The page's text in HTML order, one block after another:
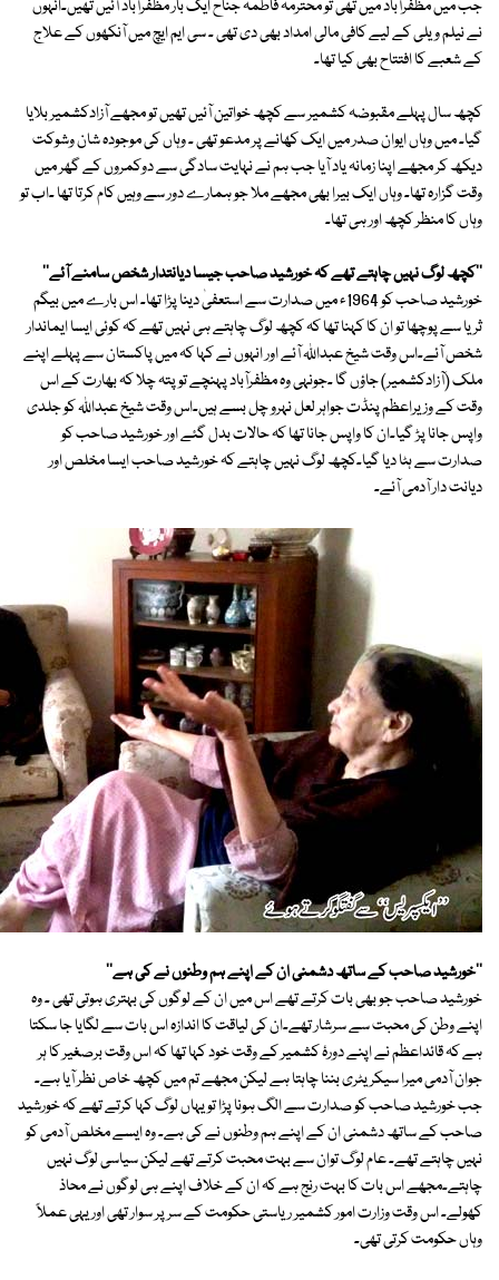
جب میں مظفرآباد میں تھی تو محترمہ فاطمہ جناح ایک بار مظفرآباد آئیں تھیں۔انہوں
نے نیلم ویلی کے لیے کافی مالی امداد بھی دی تھی ۔ سی ایم ایچ میں آنکھوں کے علاج
کے شعبے کا افتتاح بھی کیا تھا۔
کچھ سال پہلے مقبوضہ کشمیر سے کچھ خواتین آئیں تھیں تو مجھے آزادکشمیر بلایا
گیا۔ میں وہاں ایوان صدر میں ایک کھانے پر مدعو تھی ۔ وہاں کی موجودہ شان وشوکت
دیکھ کر مجھے اپنا زمانہ یاد آیا جب ہم نے نہایت سادگی سے دوکمروں کے گھر میں
وقت گزارہ تھا۔ وہاں ایک بیرا بھی مجھے ملا جو ہمارے دور سے وہیں کام کرتا تھا ۔اب تو
وہاں کا منظر کچھ اور ہی تھا۔
''کچھ لوگ نہیں چاہتے تھے کہ خورشید صاحب جیسا دیانتدار شخص سامنے آئے''
خورشید صاحب کو 1964ء میں صدارت سے استعفیٰ دینا پڑا تھا۔ اس بارے میں بیگم
ثریا سے پوچھا تو ان کا کہنا تھا کہ کچھ لوگ چاہتے ہی نہیں تھے کہ کوئی ایسا ایماندار
شخص آئے۔اس وقت شیخ عبداللہ آئے اور انہوں نے کہا کہ میں پاکستان سے پہلے اپنے
ملک (آزادکشمیر) جاؤں گا ۔جونہی وہ مظفرآباد پہنچے تو پتہ چلا کہ بھارت کے اس
وقت کے وزیراعظم پنڈت جواہر لعل نہرو چل بسے ہیں۔اس وقت شیخ عبداللہ کو جلدی
واپس جانا پڑ گیا۔ان کا واپس جانا تھا کہ حالات بدل گئے اور خورشید صاحب کو
صدارت سے ہٹا دیا گیا۔کچھ لوگ نہیں چاہتے کہ خورشید صاحب ایسا مخلص اور
دیانت دار آدمی آئے۔
''خورشید صاحب کے ساتھ دشمنی ان کے اپنے ہم وطنوں نے کی ہے''
خورشید صاحب جو بھی بات کرتے تھے اس میں ان کے لوگوں کی بہتری ہوتی تھی ۔ وہ
اپنے وطن کی محبت سے سرشار تھے۔ان کی لیاقت کا اندازہ اس بات سے لگایا جا سکتا
ہے کہ قائداعظم نے اپنے دورۂ کشمیر کے وقت خود کہا تھا کہ اس وقت برصغیر کا ہر
جوان آدمی میرا سیکریٹری بننا چاہتا ہے لیکن مجھے تم میں کچھ خاص نظر آیا ہے۔
جب خورشید صاحب کو صدارت سے الگ ہونا پڑا تو یہاں لوگ کہا کرتے تھے کہ خورشید
صاحب کے ساتھ دشمنی ان کے اپنے ہم وطنوں نے کی ہے۔ وہ ایسے مخلص آدمی کو
نہیں چاہتے تھے۔ عام لوگ توان سے بہت محبت کرتے تھے لیکن سیاسی لوگ نہیں
چاہتے۔مجھے اس بات کا بہت رنج ہے کہ ان کے خلاف اپنے ہی لوگوں نے محاذ
کھولے۔ اس وقت وزارت امور کشمیر ریاستی حکومت کے سر پر سوار تھی اوریہی عملاً
وہاں حکومت کرتی تھی۔